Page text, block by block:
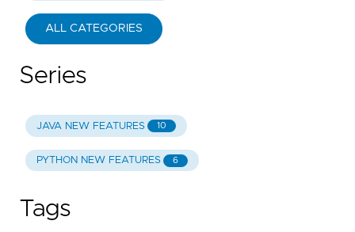
ALL CATEGORIES
Series
JAVA NEW FEATURES 10
PYTHON NEW FEATURES 6
Tags